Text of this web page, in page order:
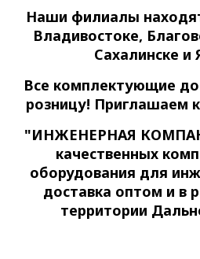
Наши филиалы
Владивостоке,
Сахалинске и
Все комплектующие
розницу! Приглашаем
"ИНЖЕНЕРНАЯ
качественных
оборудования для
доставка оптом и в
территории